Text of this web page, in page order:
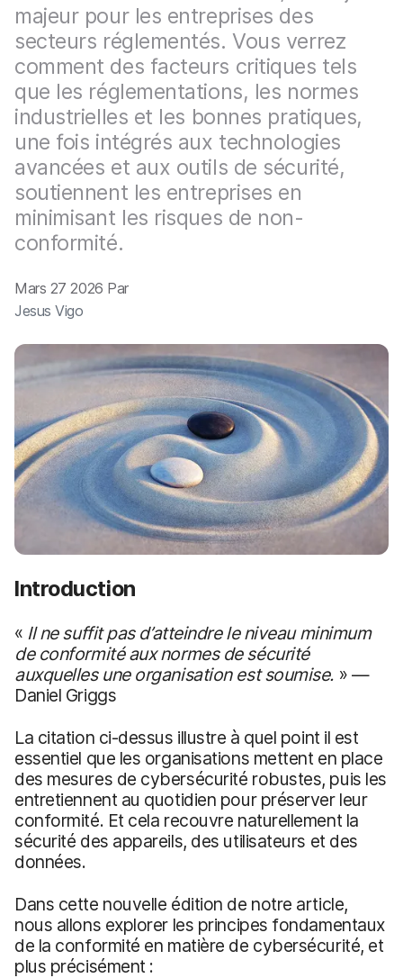
a
l
majeur pour les entreprises des
secteurs réglementés. Vous verrez
comment des facteurs critiques tels
que les réglementations, les normes
industrielles et les bonnes pratiques,
une fois intégrés aux technologies
avancées et aux outils de sécurité,
soutiennent les entreprises en
minimisant les risques de non-
conformité.
Mars 27 2026 Par
Jesus Vigo
Introduction
« Il ne suffit pas d’atteindre le niveau minimum
de conformité aux normes de sécurité
auxquelles une organisation est soumise. » —
Daniel Griggs
La citation ci-dessus illustre à quel point il est
essentiel que les organisations mettent en place
des mesures de cybersécurité robustes, puis les
entretiennent au quotidien pour préserver leur
conformité. Et cela recouvre naturellement la
sécurité des appareils, des utilisateurs et des
données.
Dans cette nouvelle édition de notre article,
nous allons explorer les principes fondamentaux
de la conformité en matière de cybersécurité, et
plus précisément :